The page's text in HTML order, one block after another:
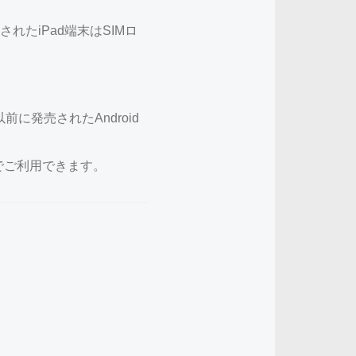
れたiPad端末はSIMロ
に発売されたAndroid
利用できます。